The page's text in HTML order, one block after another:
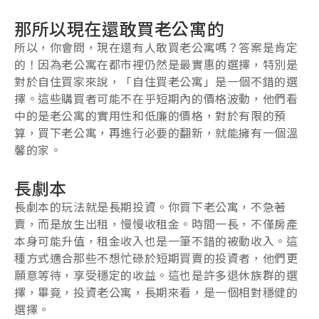
那所以現在還敢買老公寓的
所以，你會問，現在還有人敢買老公寓嗎？答案是肯定
的！因為老公寓在都市裡仍然是最實惠的選擇，特別是
對於自住買家來說，「自住買老公寓」是一個不錯的選
擇。這些購買者可能不在乎短期內的價格波動，他們看
中的是老公寓的實用性和低廉的價格，對於有限的預
算，買下老公寓，再進行必要的翻新，就能擁有一個溫
馨的家。
長劇本
長劇本的玩法就是長期投資。你買下老公寓，不急著
賣，而是放生出租，慢慢收租金。時間一長，不僅房產
本身可能升值，租金收入也是一筆不錯的被動收入。這
種方式適合那些不想忙碌於短期買賣的投資者，他們更
願意等待，享受穩定的收益。這也是許多退休族群的選
擇，畢竟，投資老公寓，長期來看，是一個相對穩健的
選擇。